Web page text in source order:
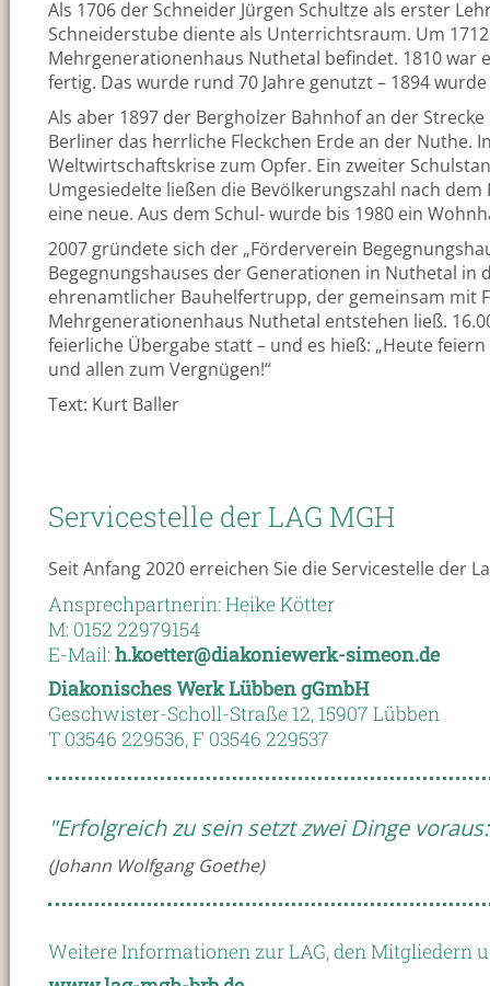
Als 1706 der Schneider Jürgen Schultze als erster
Schneiderstube diente als Unterrichtsraum. Um
Mehrgenerationenhaus Nuthetal befindet. 1810 war
fertig. Das wurde rund 70 Jahre genutzt – 1894
Als aber 1897 der Bergholzer Bahnhof an der
Berliner das herrliche Fleckchen Erde an der Nuthe.
Weltwirtschaftskrise zum Opfer. Ein zweiter
Umgesiedelte ließen die Bevölkerungszahl nach
eine neue. Aus dem Schul- wurde bis 1980 ein
2007 gründete sich der „Förderverein
Begegnungshauses der Generationen in Nuthetal in
ehrenamtlicher Bauhelfertrupp, der gemeinsam mit
Mehrgenerationenhaus Nuthetal entstehen ließ.
feierliche Übergabe statt – und es hieß: „Heute
und allen zum Vergnügen!“
Text: Kurt Baller
Servicestelle der LAG MGH
Seit Anfang 2020 erreichen Sie die Servicestelle
Ansprechpartnerin: Heike Kötter
M: 0152 22979154
E-Mail:h.koetter@diakoniewerk-simeon.de
Diakonisches Werk Lübben gGmbH
Geschwister-Scholl-Straße 12, 15907 Lübben
T 03546 229536, F 03546 229537
Erfolgreich zu sein setzt zwei Dinge
(Johann Wolfgang Goethe)
Weitere Informationen zur LAG, den Mitgliedern